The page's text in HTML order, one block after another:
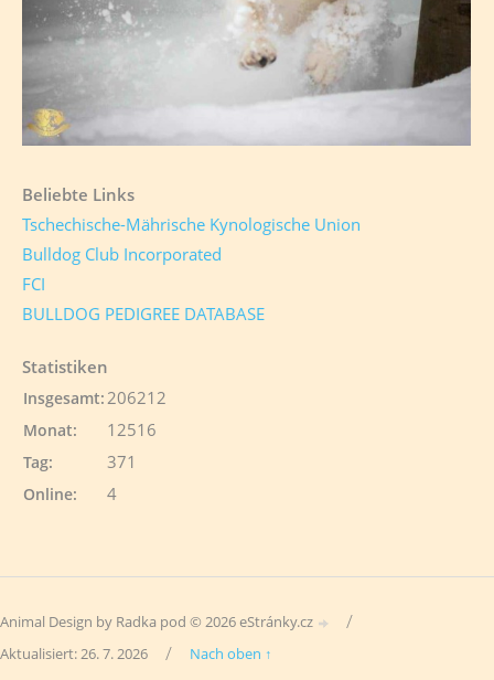
Beliebte Links
Tschechische-Mährische Kynologische Union
Bulldog Club Incorporated
FCI
BULLDOG PEDIGREE DATABASE
Statistiken
Online: 4
Insgesamt:206212
Monat: 12516
Tag: 371
Animal Design by Radka pod © 2026 eStránky.cz /
Aktualisiert: 26. 7. 2026 / Nach oben ↑